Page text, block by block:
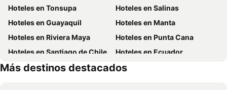
Hoteles en Tonsupa
Hoteles en Salinas
Hoteles en Guayaquil
Hoteles en Manta
Hoteles en Riviera Maya
Hoteles en Punta Cana
Hoteles en Santiago de Chile
Hoteles en Ecuador
Hoteles en México
Hoteles en Chicago
Más destinos destacados